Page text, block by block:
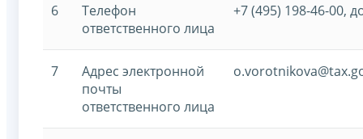
6
Телефон
ответственного лица
+7 (495) 198-46-00,
7
Адрес электронной
почты
ответственного лица